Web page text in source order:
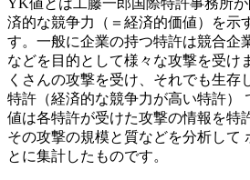
済的な競争力（＝経済的価値）を示
す。一般に企業の持つ特許は競合企
などを目的として様々な攻撃を受け
くさんの攻撃を受け、それでも生存
特許（経済的な競争力が高い特許）
値は各特許が受けた攻撃の情報を特
その攻撃の規模と質などを分析して
とに集計したものです。